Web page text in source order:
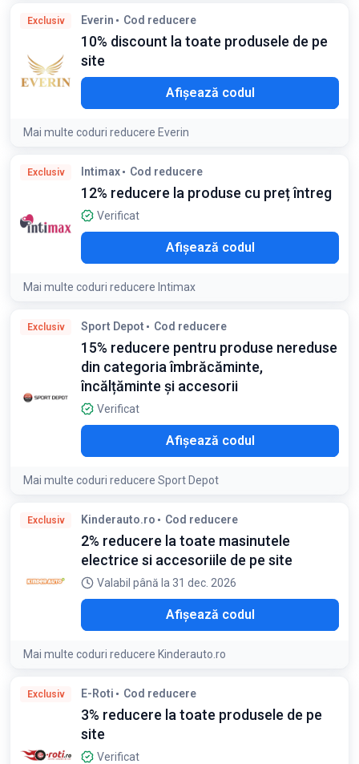
Exclusiv Everin Cod reducere
10% discount la toate produsele de pe
site
Afișează codul
Mai multe coduri reducere Everin
Exclusiv Intimax Cod reducere
12% reducere la produse cu preț întreg
Verificat
Afișează codul
Mai multe coduri reducere Intimax
Discountul nu se cumulează cu alte coduri de reducere
Exclusiv Sport Depot Cod reducere
15% reducere pentru produse nereduse
din categoria îmbrăcăminte,
încălțăminte și accesorii
Verificat
Afișează codul
Mai multe coduri reducere Sport Depot
(coduri promotionale) de reduceri
Exclusiv Kinderauto.ro Cod reducere
2% reducere la toate masinutele
electrice si accesoriile de pe site
Valabil până la 31 dec. 2026
Afișează codul
Mai multe coduri reducere Kinderauto.ro
Exclusiv E-Roti Cod reducere
3% reducere la toate produsele de pe
site
Verificat